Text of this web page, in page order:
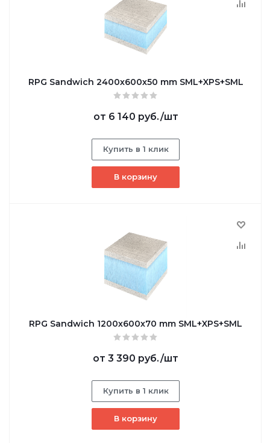
RPG Sandwich 2400х600х50 mm SML+XPS+SML
от 6 140 руб./шт
Купить в 1 клик
В корзину
RPG Sandwich 1200х600х70 mm SML+XPS+SML
от 3 390 руб./шт
Купить в 1 клик
В корзину